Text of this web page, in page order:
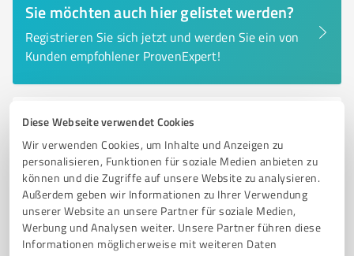
Diese Webseite verwendet Cookies
Wir verwenden Cookies, um Inhalte und Anzeigen zu
personalisieren, Funktionen für soziale Medien anbieten zu
können und die Zugriffe auf unsere Website zu analysieren.
Außerdem geben wir Informationen zu Ihrer Verwendung
unserer Website an unsere Partner für soziale Medien,
Werbung und Analysen weiter. Unsere Partner führen diese
Informationen möglicherweise mit weiteren Daten
Sie möchten auch hier gelistet werden?
Registrieren Sie sich jetzt und werden Sie ein von
Kunden empfohlener ProvenExpert!
6 Beratung
Karl Werner Schmitz | Haptische
Verkaufshilfen e.K.
Haptische Verkaufshilfen für erfolgreiche
Vertriebsstrategien in Köln
HAPTISCHE VERKAUFSHILFEN MARKETINGBERATER VERTRIEB